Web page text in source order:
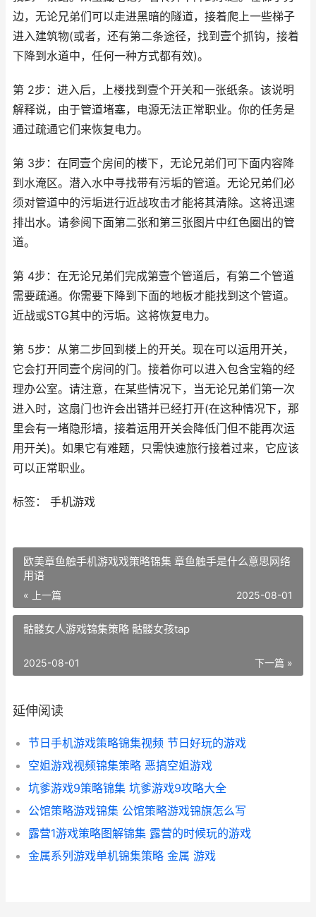
边，无论兄弟们可以走进黑暗的隧道，接着爬上一些梯子
进入建筑物(或者，还有第二条途径，找到壹个抓钩，接着
下降到水道中，任何一种方式都有效)。
第 2步：进入后，上楼找到壹个开关和一张纸条。该说明
解释说，由于管道堵塞，电源无法正常职业。你的任务是
通过疏通它们来恢复电力。
第 3步：在同壹个房间的楼下，无论兄弟们可下面内容降
到水淹区。潜入水中寻找带有污垢的管道。无论兄弟们必
须对管道中的污垢进行近战攻击才能将其清除。这将迅速
排出水。请参阅下面第二张和第三张图片中红色圈出的管
道。
第 4步：在无论兄弟们完成第壹个管道后，有第二个管道
需要疏通。你需要下降到下面的地板才能找到这个管道。
近战或STG其中的污垢。这将恢复电力。
第 5步：从第二步回到楼上的开关。现在可以运用开关，
它会打开同壹个房间的门。接着你可以进入包含宝箱的经
理办公室。请注意，在某些情况下，当无论兄弟们第一次
进入时，这扇门也许会出错并已经打开(在这种情况下，那
里会有一堵隐形墙，接着运用开关会降低门但不能再次运
用开关)。如果它有难题，只需快速旅行接着过来，它应该
可以正常职业。
标签： 手机游戏
欧美章鱼触手机游戏戏策略锦集 章鱼触手是什么意思网络
用语
« 上一篇 2025-08-01
骷髅女人游戏锦集策略 骷髅女孩tap
下一篇 »
2025-08-01
延伸阅读
节日手机游戏策略锦集视频 节日好玩的游戏
空姐游戏视频锦集策略 恶搞空姐游戏
坑爹游戏9策略锦集 坑爹游戏9攻略大全
公馆策略游戏锦集 公馆策略游戏锦旗怎么写
露营1游戏策略图解锦集 露营的时候玩的游戏
金属系列游戏单机锦集策略 金属 游戏